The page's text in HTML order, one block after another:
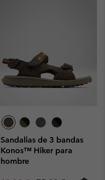
Sandalias de 3 bandas
Konos™ Hiker para
hombre